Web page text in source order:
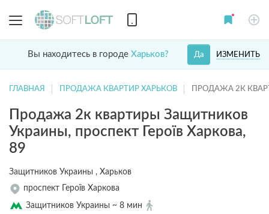
Вы находитесь в городе Харьков? ИЗМЕНИТЬ
Да
ГЛАВНАЯ ПРОДАЖА КВАРТИР ХАРЬКОВ ПРОДАЖА 2К
Продажа 2к квартиры Защитников
Украины, проспект Героїв Харкова,
89
Защитников Украины , Харьков
проспект Героїв Харкова
Защитников Украины ~ 8 мин